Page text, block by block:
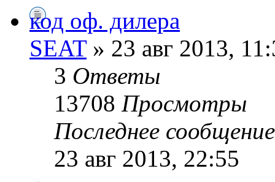
код оф. дилера
SEAT» 23 авг 2013,
3 Ответы
13708 Просмотры
Последнее
23 авг 2013, 22:55